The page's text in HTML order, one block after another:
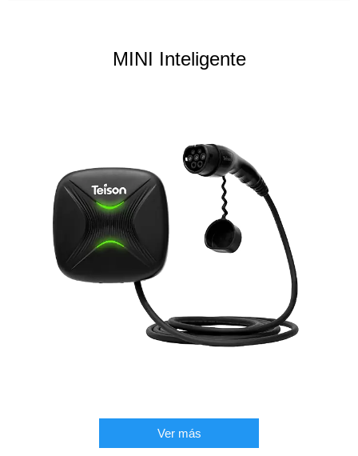
MINI Inteligente
Ver más